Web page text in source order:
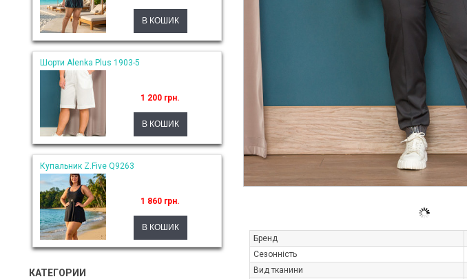
Шорти Alenka Plus 1903-5
1 200 грн.
Купальник Z.Five Q9263
1 860 грн.
КАТЕГОРИИ
Бренд
Сезонність
Вид тканини